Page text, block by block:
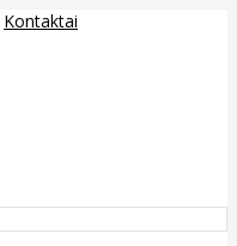
Kontaktai